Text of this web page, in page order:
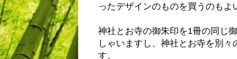
ったデザインのものを買うのもよ
神社とお寺の御朱印を1冊の同じ
しゃいますし、神社とお寺を別
す。